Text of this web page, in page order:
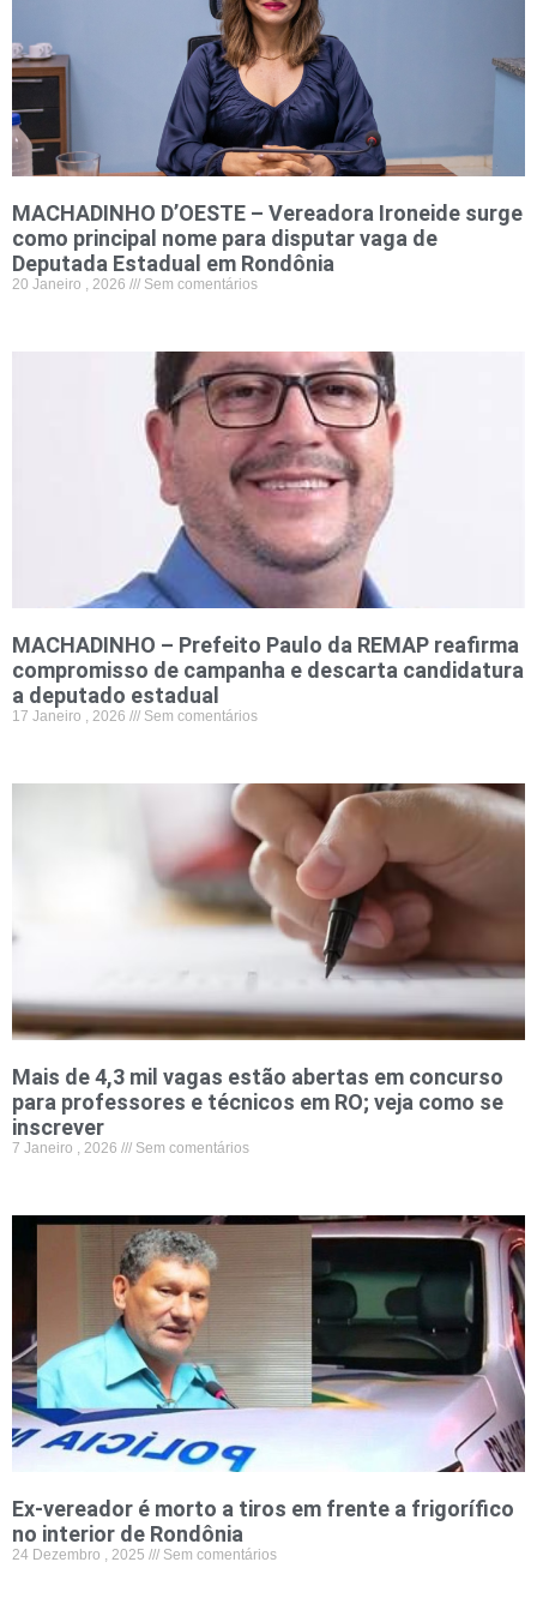
MACHADINHO D’OESTE – Vereadora Ironeide surge
como principal nome para disputar vaga de
Deputada Estadual em Rondônia
20 Janeiro , 2026 Sem comentários
MACHADINHO – Prefeito Paulo da REMAP reafirma
compromisso de campanha e descarta candidatura
a deputado estadual
17 Janeiro , 2026 Sem comentários
Mais de 4,3 mil vagas estão abertas em concurso
para professores e técnicos em RO; veja como se
inscrever
7 Janeiro , 2026 Sem comentários
Ex-vereador é morto a tiros em frente a frigorífico
no interior de Rondônia
24 Dezembro , 2025 Sem comentários